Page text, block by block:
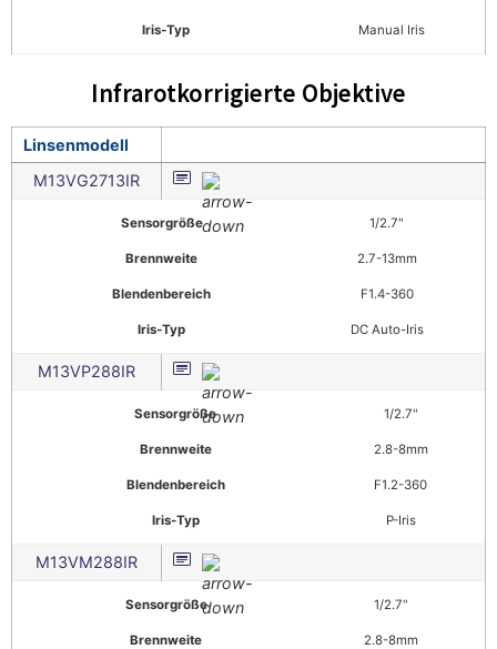
Iris-Typ Manual Iris
Infrarotkorrigierte Objektive
Linsenmodell
M13VG2713IR
Sensorgröße 1/2.7"
Brennweite 2.7-13mm
Blendenbereich F1.4-360
Iris-Typ DC Auto-Iris
M13VP288IR
Sensorgröße 1/2.7"
Brennweite 2.8-8mm
Blendenbereich F1.2-360
Iris-Typ P-Iris
M13VM288IR
Sensorgröße 1/2.7"
Brennweite 2.8-8mm